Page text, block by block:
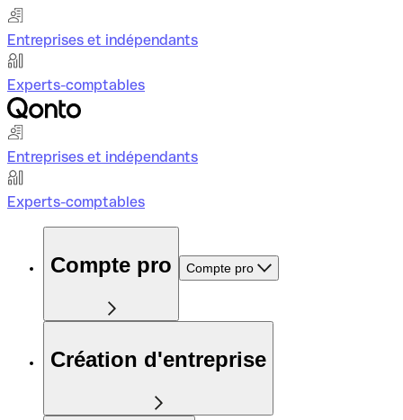
Entreprises et indépendants
Experts-comptables
Entreprises et indépendants
Experts-comptables
Compte pro Compte pro
Création d'entreprise